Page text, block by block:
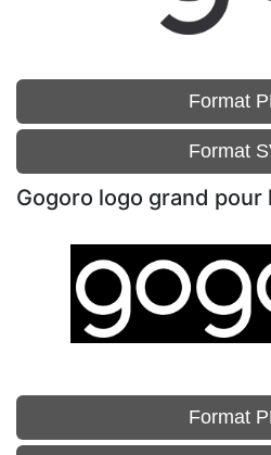
Format
Format
Gogoro logo grand
Format